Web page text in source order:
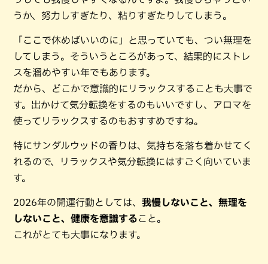
うか、努力しすぎたり、粘りすぎたりしてしまう。
「ここで休めばいいのに」と思っていても、つい無理を
してしまう。そういうところがあって、結果的にストレ
スを溜めやすい年でもあります。
だから、どこかで意識的にリラックスすることも大事で
す。出かけて気分転換をするのもいいですし、アロマを
使ってリラックスするのもおすすめですね。
特にサンダルウッドの香りは、気持ちを落ち着かせてく
れるので、リラックスや気分転換にはすごく向いていま
す。
2026年の開運行動としては、 我慢しないこと、無理を
しないこと、健康を意識すること。
これがとても大事になります。